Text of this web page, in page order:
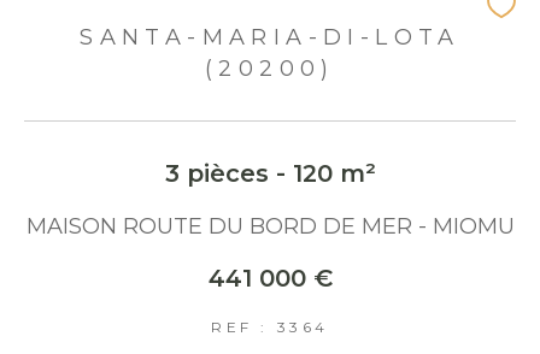
SANTA-MARIA-DI-LOTA
(20200)
3 pièces - 120 m²
MAISON ROUTE DU BORD DE MER - MIOMU
441 000 €
REF : 3364